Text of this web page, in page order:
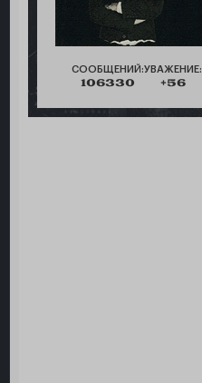
СООБЩЕНИЙ:
106330
УВАЖЕНИЕ:
+56